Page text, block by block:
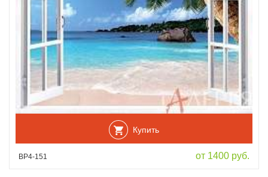
Купить
ВР4-151 от 1400 руб.